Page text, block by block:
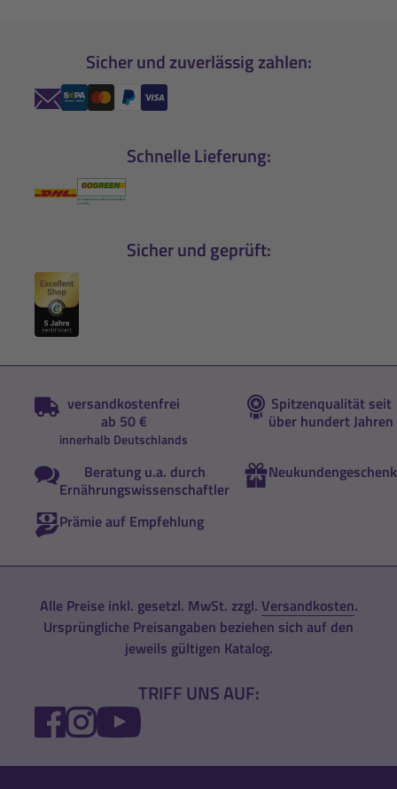
Sicher und zuverlässig zahlen:
Schnelle Lieferung:
Sicher und geprüft:
versandkostenfrei
ab 50 €
innerhalb Deutschlands
Spitzenqualität seit
über hundert Jahren
Beratung u.a. durch
Ernährungswissenschaftler
Neukundengeschenk
Prämie auf Empfehlung
Alle Preise inkl. gesetzl. MwSt. zzgl. Versandkosten.
Ursprüngliche Preisangaben beziehen sich auf den
jeweils gültigen Katalog.
TRIFF UNS AUF:
FACEBOOK
INSTAGRAM
YOUTUBE